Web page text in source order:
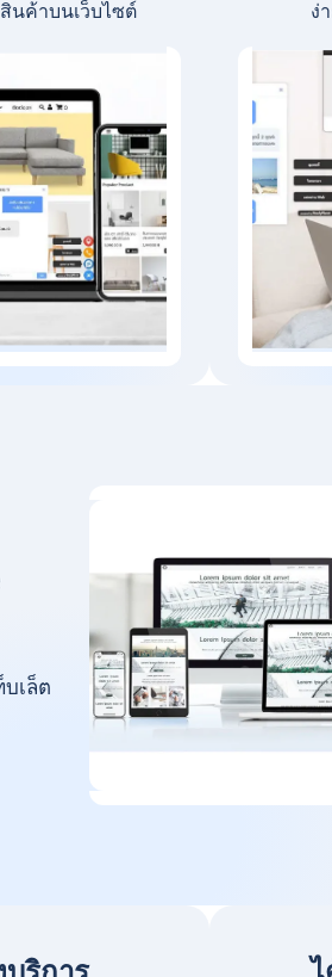
นค้าบนเว็บไซต์
ง่
เล็ต